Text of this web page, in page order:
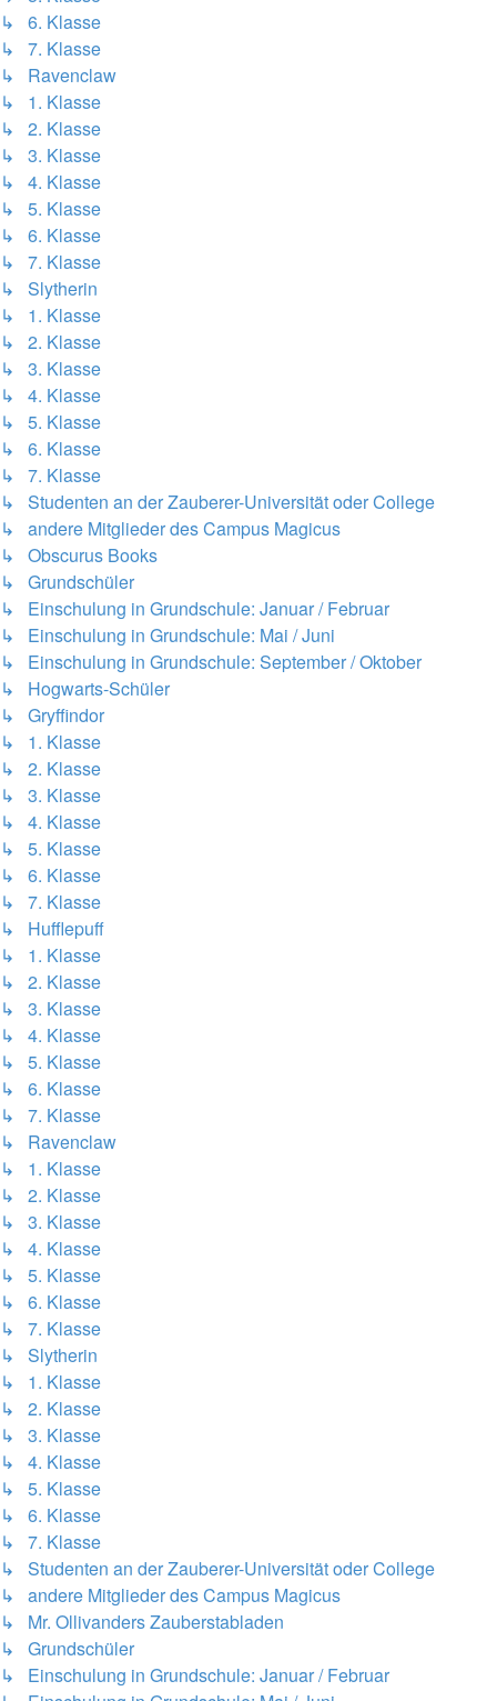
↳ 6. Klasse
↳ 7. Klasse
↳ Ravenclaw
↳ 1. Klasse
↳ 2. Klasse
↳ 3. Klasse
↳ 4. Klasse
↳ 5. Klasse
↳ 6. Klasse
↳ 7. Klasse
↳ Slytherin
↳ 1. Klasse
↳ 2. Klasse
↳ 3. Klasse
↳ 4. Klasse
↳ 5. Klasse
↳ 6. Klasse
↳ 7. Klasse
↳ Studenten an der Zauberer-Universität oder College
↳ andere Mitglieder des Campus Magicus
↳ Obscurus Books
↳ Grundschüler
↳ Einschulung in Grundschule: Januar / Februar
↳ Einschulung in Grundschule: Mai / Juni
↳ Einschulung in Grundschule: September / Oktober
↳ Hogwarts-Schüler
↳ Gryffindor
↳ 1. Klasse
↳ 2. Klasse
↳ 3. Klasse
↳ 4. Klasse
↳ 5. Klasse
↳ 6. Klasse
↳ 7. Klasse
↳ Hufflepuff
↳ 1. Klasse
↳ 2. Klasse
↳ 3. Klasse
↳ 4. Klasse
↳ 5. Klasse
↳ 6. Klasse
↳ 7. Klasse
↳ Ravenclaw
↳ 1. Klasse
↳ 2. Klasse
↳ 3. Klasse
↳ 4. Klasse
↳ 5. Klasse
↳ 6. Klasse
↳ 7. Klasse
↳ Slytherin
↳ 1. Klasse
↳ 2. Klasse
↳ 3. Klasse
↳ 4. Klasse
↳ 5. Klasse
↳ 6. Klasse
↳ 7. Klasse
↳ Studenten an der Zauberer-Universität oder College
↳ andere Mitglieder des Campus Magicus
↳ Mr. Ollivanders Zauberstabladen
↳ Grundschüler
↳ Einschulung in Grundschule: Januar / Februar